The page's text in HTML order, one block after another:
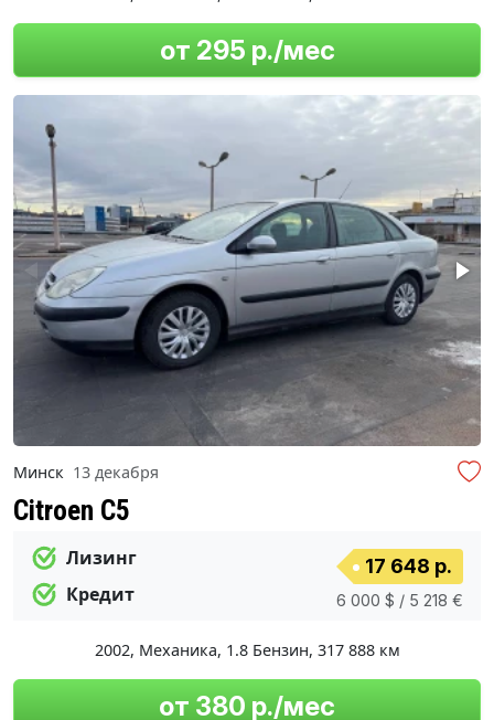
от 295 р./мес
Минск 13 декабря
Citroen C5
Лизинг
Кредит
17 648 р.
6 000 $ / 5 218 €
2002, Механика, 1.8 Бензин, 317 888 км
от 380 р./мес